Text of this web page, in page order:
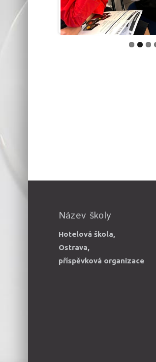
Název školy
Hotelová škola,
Ostrava,
příspěvková organizace